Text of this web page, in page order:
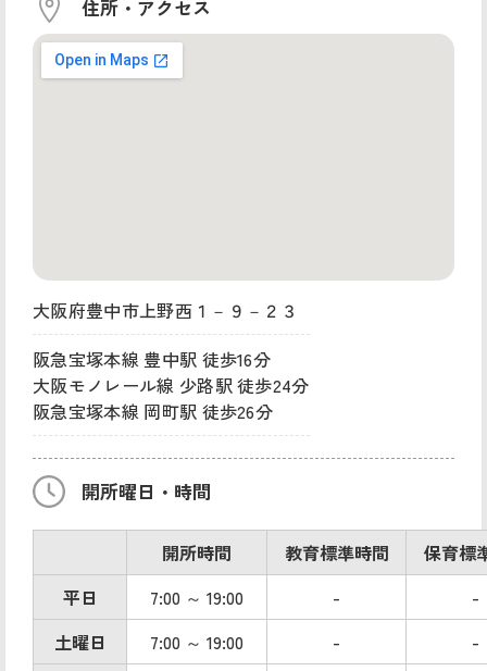
住所・アクセス
大阪府豊中市上野西１－９－２３
阪急宝塚本線 豊中駅 徒歩16分
大阪モノレール線 少路駅 徒歩24分
阪急宝塚本線 岡町駅 徒歩26分
開所曜日・時間
開所時間 教育標準時間
保育標
平日
7:00 ～ 19:00 -
-
土曜日
7:00 ～ 19:00 -
-